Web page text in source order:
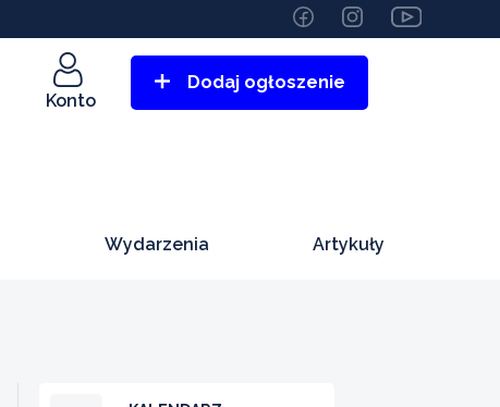
Konto
Dodaj ogłoszenie
Wydarzenia Artykuły